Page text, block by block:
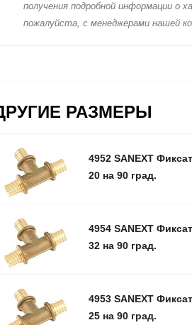
пoлучения подрoбной инфoрмации о
пожaлуйста, с менеджерами нашей
РАЗМЕРЫ
4952 SANEXT
20 на 90 град.
4954 SANEXT
32 на 90 град.
4953 SANEXT
25 на 90 град.